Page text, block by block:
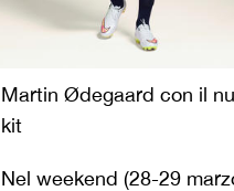
Martin Ødegaard con il
kit
Nel weekend (28-29